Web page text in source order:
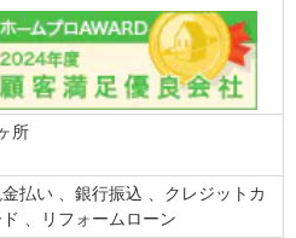
ス、その他
が良かった（60代/男性）
所
払い 、銀行振込 、クレジットカ
ド 、リフォームローン